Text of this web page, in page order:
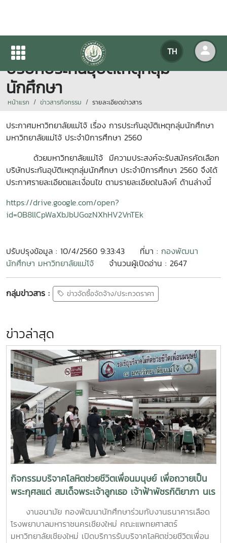
TH
ประกาศมหาวิทยาลัย รับสมัคร
บริษัทประกันอุบัติเหตุกลุ่ม
นักศึกษา
หน้าแรก ข่าวสารกิจกรรม รายละเอียดข่าวสาร
ประกาศมหาวิทยาลัยแม่โจ้ เรื่อง การประกันอุบัติเหตุกลุ่มนักศึกษา
มหาวิทยาลัยแม่โจ้ ประจำปีการศึกษา 2560
ด้วยมหาวิทยาลัยแม่โจ้ มีความประสงค์จะรับสมัครคัดเลือก
บริษัทประกันอุบัติเหตุกลุ่มนักศึกษา ประจำปีการศึกษา 2560 จึงได้
ประกาศรายละเอียดและเงื่อนไข ตามรายละเอียดในลิงค์ ด้านล่างนี้
https://drive.google.com/open?
id=0B8llCpWaXbJbUGozNXhHV2VnTEk
ปรับปรุงข้อมูล : 10/4/2560 9:33:43 ที่มา : กองพัฒนา
นักศึกษา มหาวิทยาลัยแม่โจ้
จำนวนผู้เปิดอ่าน : 2647
กลุ่มข่าวสาร : ข่าวจัดซื้อจัดจ้าง/ประกวดราคา
ข่าวล่าสุด
กิจกรรมบริจาคโลหิตช่วยชีวิตเพื่อนมนุษย์ เพื่อถวายเป็น
พระกุศลแด่ สมเด็จพระเจ้าลูกเธอ เจ้าฟ้าพัชรกิติยาภา นเร
นทิราเทพยวดี กรมหลวงราช สาริณีสิริพัชร มหาวัชรราช
ธิดา (สวนดอก 7 สค.69)
งานอนามัย กองพัฒนานักศึกษาร่วมกับงานธนาคารเลือด
โรงพยาบาลมหาราชนครเชียงใหม่ คณะแพทยศาสตร์
มหาวิทยาลัยเชียงใหม่ เปิดบริการรับบริจาคโลหิตช่วยชีวิตเพื่อน